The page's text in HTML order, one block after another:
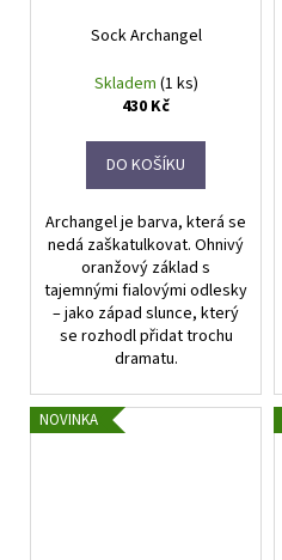
Sock Archangel
Skladem (1 ks)
430 Kč
DO KOŠÍKU
Archangel je barva, která se
nedá zaškatulkovat. Ohnivý
oranžový základ s
tajemnými fialovými odlesky
– jako západ slunce, který
se rozhodl přidat trochu
dramatu.
NOVINKA